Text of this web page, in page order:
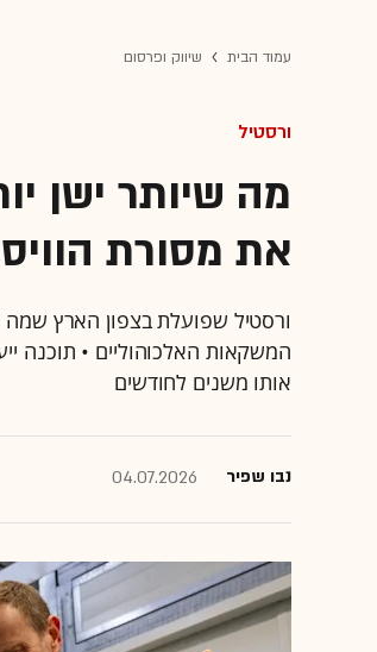
עמוד הבית שיווק ופרסום
ורסטיל
מה שיותר ישן
את מסורת
ורסטיל שפועלת בצפון הארץ
המשקאות האלכוהוליים • תוכנה
אותו משנים לחודשים
נבו שפיר 04.07.2026